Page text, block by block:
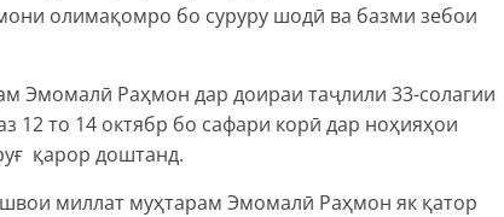
олимақомро бо суруру шодӣ ва базми зебои
Эмомалӣ Раҳмон дар доираи таҷлили 33-солагии
12 то 14 октябр бо сафари корӣ дар ноҳияҳои
қарор доштанд.
миллат муҳтарам Эмомалӣ Раҳмон як қатор